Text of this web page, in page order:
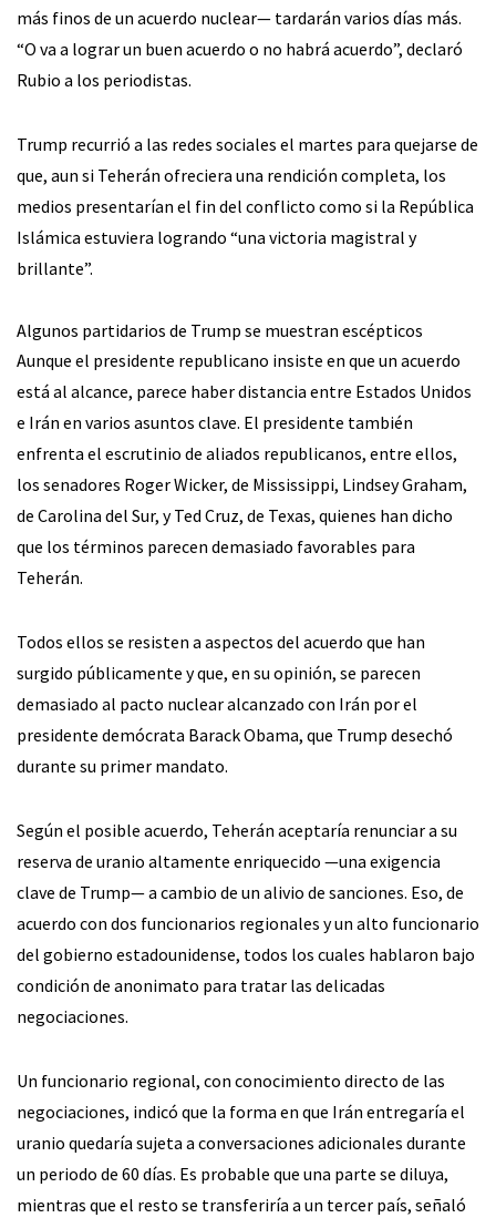
más finos de un acuerdo nuclear— tardarán varios días más.
“O va a lograr un buen acuerdo o no habrá acuerdo”, declaró
Rubio a los periodistas.
Trump recurrió a las redes sociales el martes para quejarse de
que, aun si Teherán ofreciera una rendición completa, los
medios presentarían el fin del conflicto como si la República
Islámica estuviera logrando “una victoria magistral y
brillante”.
Algunos partidarios de Trump se muestran escépticos
Aunque el presidente republicano insiste en que un acuerdo
está al alcance, parece haber distancia entre Estados Unidos
e Irán en varios asuntos clave. El presidente también
enfrenta el escrutinio de aliados republicanos, entre ellos,
los senadores Roger Wicker, de Mississippi, Lindsey Graham,
de Carolina del Sur, y Ted Cruz, de Texas, quienes han dicho
que los términos parecen demasiado favorables para
Teherán.
Todos ellos se resisten a aspectos del acuerdo que han
surgido públicamente y que, en su opinión, se parecen
demasiado al pacto nuclear alcanzado con Irán por el
presidente demócrata Barack Obama, que Trump desechó
durante su primer mandato.
Según el posible acuerdo, Teherán aceptaría renunciar a su
reserva de uranio altamente enriquecido —una exigencia
clave de Trump— a cambio de un alivio de sanciones. Eso, de
acuerdo con dos funcionarios regionales y un alto funcionario
del gobierno estadounidense, todos los cuales hablaron bajo
condición de anonimato para tratar las delicadas
negociaciones.
Un funcionario regional, con conocimiento directo de las
negociaciones, indicó que la forma en que Irán entregaría el
uranio quedaría sujeta a conversaciones adicionales durante
un periodo de 60 días. Es probable que una parte se diluya,
mientras que el resto se transferiría a un tercer país, señaló